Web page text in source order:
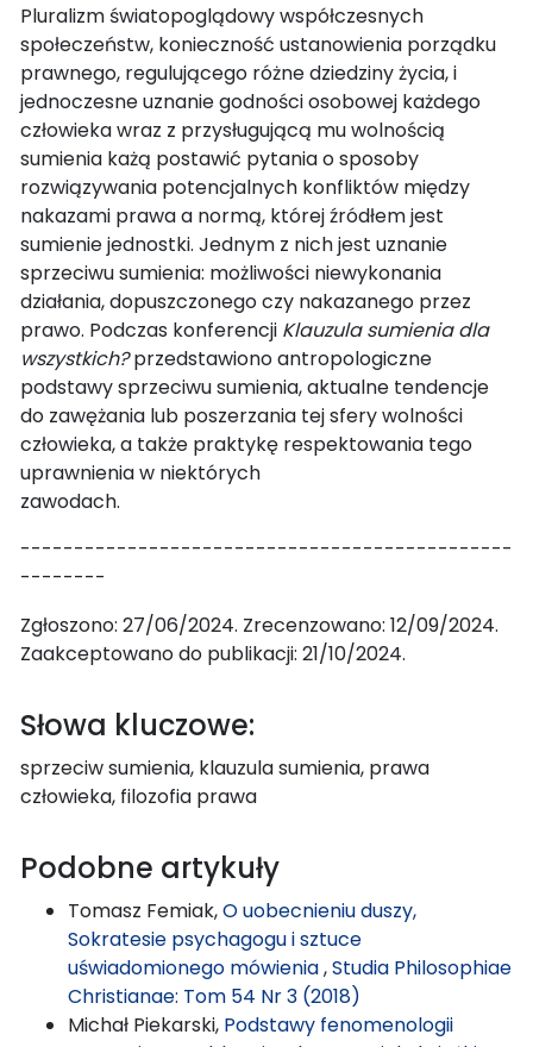
Pluralizm światopoglądowy współczesnych
społeczeństw, konieczność ustanowienia porządku
prawnego, regulującego różne dziedziny życia, i
jednoczesne uznanie godności osobowej każdego
człowieka wraz z przysługującą mu wolnością
sumienia każą postawić pytania o sposoby
rozwiązywania potencjalnych konfliktów między
nakazami prawa a normą, której źródłem jest
sumienie jednostki. Jednym z nich jest uznanie
sprzeciwu sumienia: możliwości niewykonania
działania, dopuszczonego czy nakazanego przez
prawo. Podczas konferencji Klauzula sumienia dla
wszystkich?przedstawiono antropologiczne
podstawy sprzeciwu sumienia, aktualne tendencje
do zawężania lub poszerzania tej sfery wolności
człowieka, a także praktykę respektowania tego
uprawnienia w niektórych
zawodach.
----------------------------------------------
--------
Zgłoszono: 27/06/2024. Zrecenzowano: 12/09/2024.
Zaakceptowano do publikacji: 21/10/2024.
Słowa kluczowe:
sprzeciw sumienia, klauzula sumienia, prawa
człowieka, filozofia prawa
Podobne artykuły
Tomasz Femiak,O uobecnieniu duszy,
Sokratesie psychagogu i sztuce
uświadomionego mówienia,Studia Philosophiae
Christianae: Tom 54 Nr 3 (2018)
Michał Piekarski, Podstawy fenomenologii